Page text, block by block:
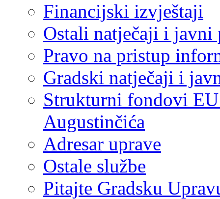
Financijski izvještaji
Ostali natječaji i javni
Pravo na pristup
Gradski natječaji i
Strukturni fondovi
Augustinčića
Adresar uprave
Ostale službe
Pitajte Gradsku